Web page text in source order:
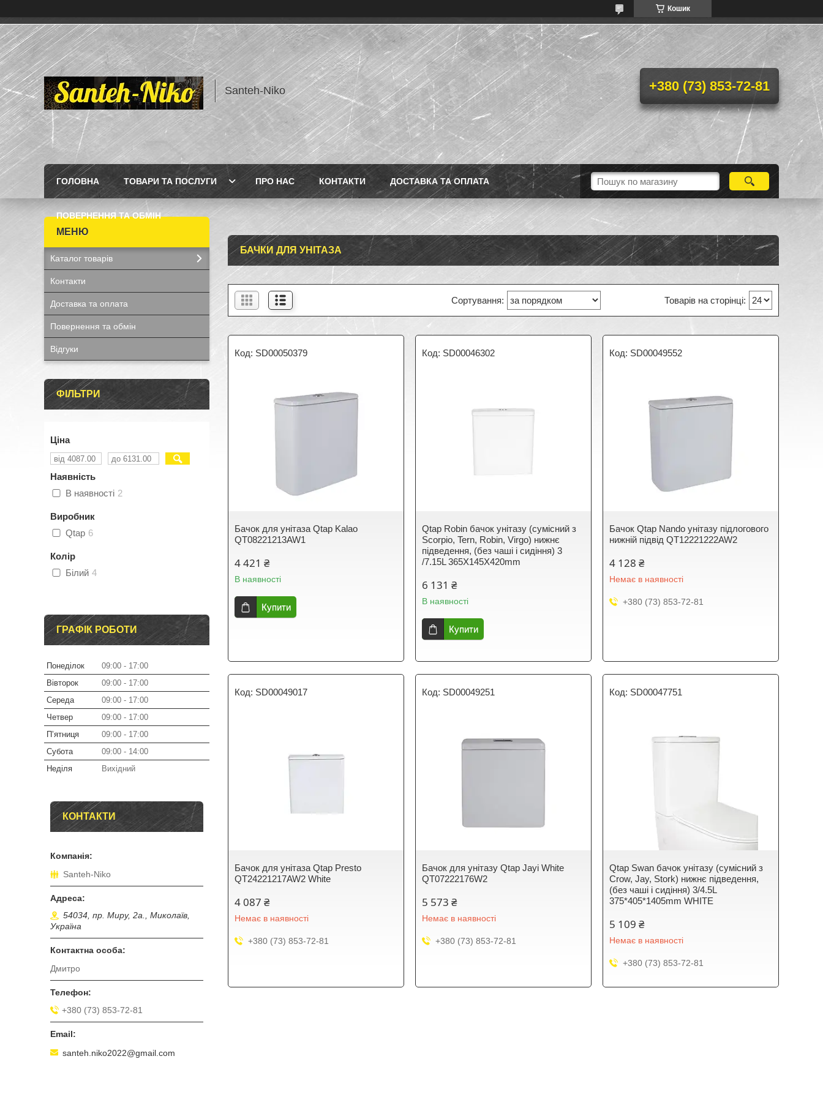
Кошик
Santeh-Niko +380 (73) 853-72-81
ГОЛОВНА ТОВАРИ ТА ПОСЛУГИ ПРО НАС КОНТАКТИ ДОСТАВКА ТА ОПЛАТА
ПОВЕРНЕННЯ ТА ОБМІН
БАЧКИ ДЛЯ УНІТАЗА
SD00050379
Бачок для унітаза Qtap Kalao
QT08221213AW1
4 421 ₴
В наявності
Купити
SD00046302
Qtap Robin бачок унітазу (сумісний з
Scorpio, Tern, Robin, Virgo) нижнє
підведення, (без чаші і сидіння) 3
/7.15L 365X145X420mm
6 131 ₴
В наявності
Купити
SD00049552
Бачок Qtap Nando унітазу підлогового
нижній підвід QT12221222AW2
4 128 ₴
Немає в наявності
+380 (73) 853-72-81
SD00049017
Бачок для унітаза Qtap Presto
QT24221217AW2 White
4 087 ₴
Немає в наявності
+380 (73) 853-72-81
SD00049251
Бачок для унітазу Qtap Jayi White
QT07222176W2
5 573 ₴
Немає в наявності
+380 (73) 853-72-81
SD00047751
Qtap Swan бачок унітазу (сумісний з
Crow, Jay, Stork) нижнє підведення,
(без чаші і сидіння) 3/4.5L
375*405*1405mm WHITE
5 109 ₴
Немає в наявності
+380 (73) 853-72-81
Каталог товарів
Контакти
Доставка та оплата
Повернення та обмін
Відгуки
ФІЛЬТРИ
Ціна
Наявність
В наявності 2
Виробник
Qtap 6
Колір
Білий 4
ГРАФІК РОБОТИ
Понеділок 09:00
17:00
Вівторок
09:00
17:00
Середа
09:00
17:00
Четвер
09:00
17:00
Пʼятниця
09:00
17:00
Субота
09:00
14:00
Неділя
Вихідний
КОНТАКТИ
Santeh-Niko
54034, пр. Миру, 2а., Миколаїв,
Україна
Дмитро
+380 (73) 853-72-81
santeh.niko2022@gmail.com